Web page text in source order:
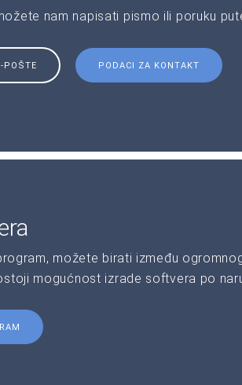
nam napisati pismo ili poruku
POŠTE PODACI ZA KONTAKT
možete birati između
mogućnost izrade softvera po